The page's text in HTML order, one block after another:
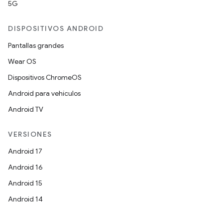
5G
DISPOSITIVOS ANDROID
Pantallas grandes
Wear OS
Dispositivos ChromeOS
Android para vehículos
Android TV
VERSIONES
Android 17
Android 16
Android 15
Android 14